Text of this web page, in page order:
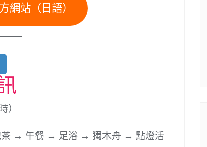
網站（日語）
）
茶 → 午餐 → 足浴 → 獨木舟 → 點燈活